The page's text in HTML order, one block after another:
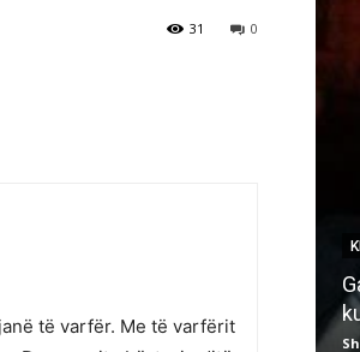
0
31
të varfër. Me të varfërit